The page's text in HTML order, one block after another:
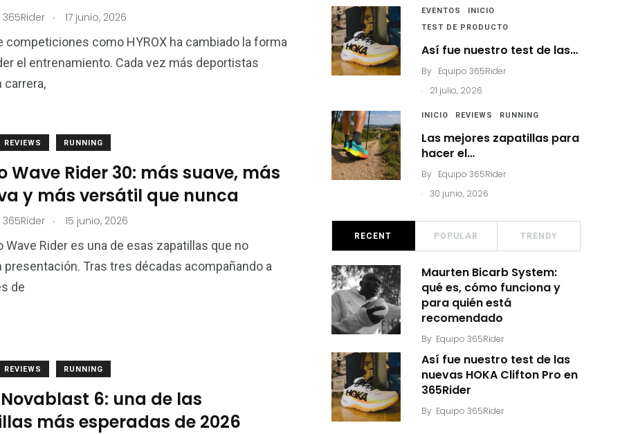
. 17 junio, 2026
competiciones como HYROX ha cambiado la forma
el entrenamiento. Cada vez más deportistas
carrera,
REVIEWS RUNNING
Wave Rider 30: más suave, más
y más versátil que nunca
. 15 junio, 2026
Wave Rider es una de esas zapatillas que no
presentación. Tras tres décadas acompañando a
de
REVIEWS RUNNING
Novablast 6: una de las
más esperadas de 2026
EVENTOS
INICIO
TEST DE PRODUCTO
Así fue nuestro test de las…
By Equipo 365Rider
.
21 julio, 2026
INICIO REVIEWS RUNNING
Las mejores zapatillas para
hacer el…
By Equipo 365Rider
.
30 junio, 2026
RECENT POPULAR TRENDY
Maurten Bicarb System:
qué es, cómo funciona y
para quién está
recomendado
By Equipo 365Rider
Así fue nuestro test de las
nuevas HOKA Clifton Pro en
365Rider
By Equipo 365Rider